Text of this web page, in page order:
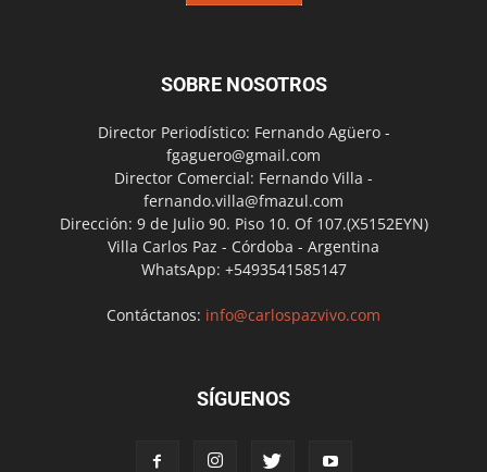
SOBRE NOSOTROS
Director Periodístico: Fernando Agüero -
fgaguero@gmail.com
Director Comercial: Fernando Villa -
fernando.villa@fmazul.com
Dirección: 9 de Julio 90. Piso 10. Of 107.(X5152EYN)
Villa Carlos Paz - Córdoba - Argentina
WhatsApp: +5493541585147
Contáctanos: info@carlospazvivo.com
SÍGUENOS